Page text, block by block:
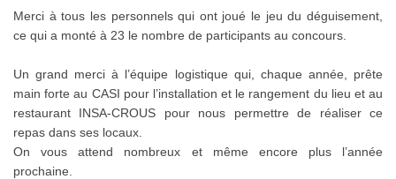
Merci à tous les personnels qui ont joué le jeu du déguisement,
ce qui a monté à 23 le nombre de participants au concours.
Un grand merci à l’équipe logistique qui, chaque année, prête
main forte au CASI pour l’installation et le rangement du lieu et au
restaurant INSA-CROUS pour nous permettre de réaliser ce
repas dans ses locaux.
On vous attend nombreux et même encore plus l’année
prochaine.